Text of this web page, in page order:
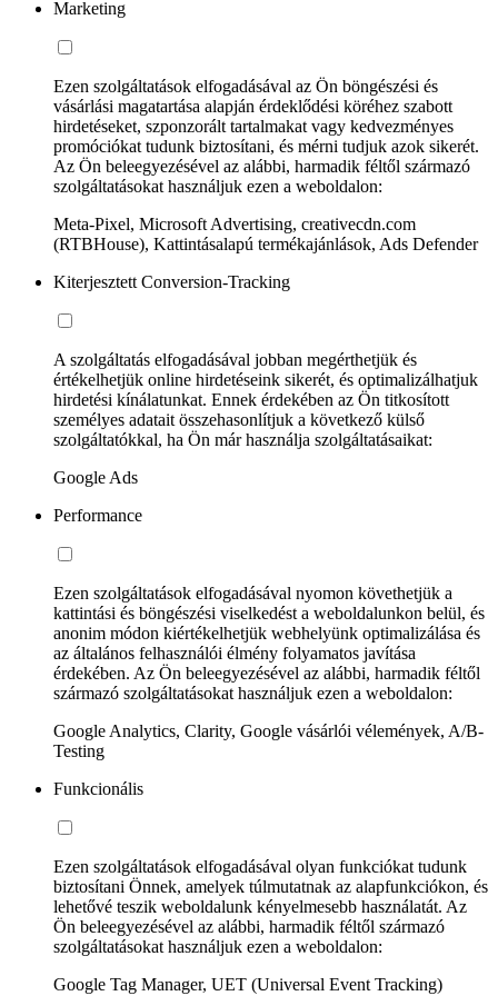
Marketing
Ezen szolgáltatások elfogadásával az Ön böngészési és
vásárlási magatartása alapján érdeklődési köréhez szabott
hirdetéseket, szponzorált tartalmakat vagy kedvezményes
promóciókat tudunk biztosítani, és mérni tudjuk azok sikerét.
Az Ön beleegyezésével az alábbi, harmadik féltől származó
szolgáltatásokat használjuk ezen a weboldalon:
Meta-Pixel, Microsoft Advertising, creativecdn.com
(RTBHouse), Kattintásalapú termékajánlások, Ads Defender
Kiterjesztett Conversion-Tracking
A szolgáltatás elfogadásával jobban megérthetjük és
értékelhetjük online hirdetéseink sikerét, és optimalizálhatjuk
hirdetési kínálatunkat. Ennek érdekében az Ön titkosított
személyes adatait összehasonlítjuk a következő külső
szolgáltatókkal, ha Ön már használja szolgáltatásaikat:
Google Ads
Performance
Ezen szolgáltatások elfogadásával nyomon követhetjük a
kattintási és böngészési viselkedést a weboldalunkon belül, és
anonim módon kiértékelhetjük webhelyünk optimalizálása és
az általános felhasználói élmény folyamatos javítása
érdekében. Az Ön beleegyezésével az alábbi, harmadik féltől
származó szolgáltatásokat használjuk ezen a weboldalon:
Google Analytics, Clarity, Google vásárlói vélemények, A/B-
Testing
Funkcionális
Ezen szolgáltatások elfogadásával olyan funkciókat tudunk
biztosítani Önnek, amelyek túlmutatnak az alapfunkciókon, és
lehetővé teszik weboldalunk kényelmesebb használatát. Az
Ön beleegyezésével az alábbi, harmadik féltől származó
szolgáltatásokat használjuk ezen a weboldalon:
Google Tag Manager, UET (Universal Event Tracking)